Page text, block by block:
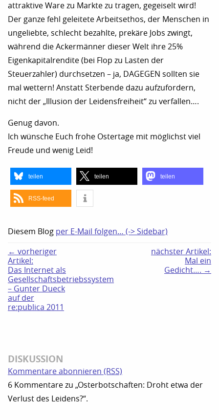
attraktive Ware zu Markte zu tragen, gegeiselt wird!
Der ganze fehl geleitete Arbeitsethos, der Menschen in
ungeliebte, schlecht bezahlte, prekäre Jobs zwingt,
während die Ackermänner dieser Welt ihre 25%
Eigenkapitalrendite (bei Flop zu Lasten der
Steuerzahler) durchsetzen – ja, DAGEGEN sollten sie
mal wettern! Anstatt Sterbende dazu aufzufordern,
nicht der „Illusion der Leidensfreiheit“ zu verfallen….
Genug davon.
Ich wünsche Euch frohe Ostertage mit möglichst viel
Freude und wenig Leid!
teilen teilen teilen
RSS-feed
Diesem Blog per E-Mail folgen… (-> Sidebar)
← vorheriger
Artikel:
Das Internet als
Gesellschaftsbetriebssystem
– Gunter Dueck
auf der
re:publica 2011
nächster Artikel:
Mal ein
Gedicht…. →
DISKUSSION
Kommentare abonnieren (RSS)
6 Kommentare zu „Osterbotschaften: Droht etwa der
Verlust des Leidens?“.